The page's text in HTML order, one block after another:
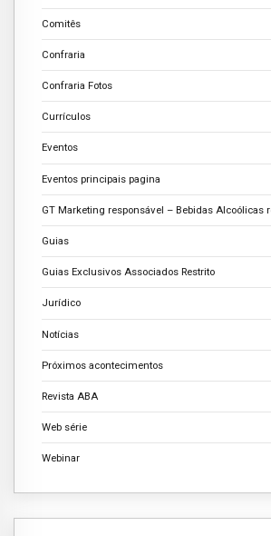
Comitês
Confraria
Confraria Fotos
Currículos
Eventos
Eventos principais pagina
GT Marketing responsável – Bebidas Alcoólicas
Guias
Guias Exclusivos Associados Restrito
Jurídico
Notícias
Próximos acontecimentos
Revista ABA
Web série
Webinar